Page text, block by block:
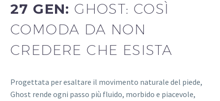
27 GEN: GHOST: COSÌ
COMODA DA NON
CREDERE CHE ESISTA
Progettata per esaltare il movimento naturale del piede,
Ghost rende ogni passo più fluido, morbido e piacevole,